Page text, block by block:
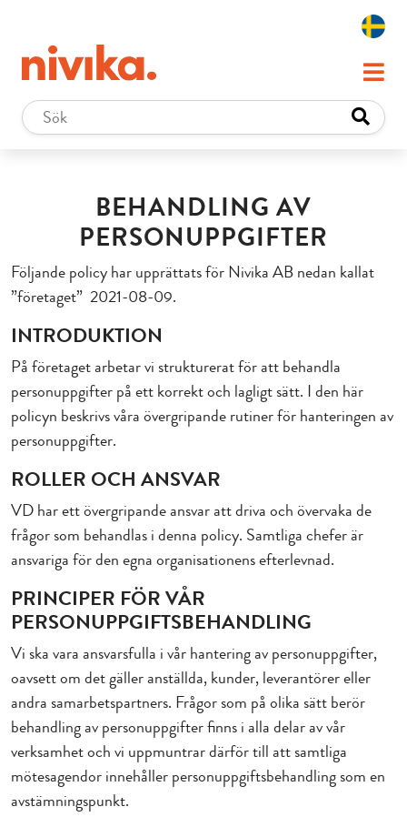
BEHANDLING AV
PERSONUPPGIFTER
Följande policy har upprättats för Nivika AB nedan kallat
”företaget” 2021-08-09.
INTRODUKTION
På företaget arbetar vi strukturerat för att behandla
personuppgifter på ett korrekt och lagligt sätt. I den här
policyn beskrivs våra övergripande rutiner för hanteringen av
personuppgifter.
ROLLER OCH ANSVAR
VD har ett övergripande ansvar att driva och övervaka de
frågor som behandlas i denna policy. Samtliga chefer är
ansvariga för den egna organisationens efterlevnad.
PRINCIPER FÖR VÅR
PERSONUPPGIFTSBEHANDLING
Vi ska vara ansvarsfulla i vår hantering av personuppgifter,
oavsett om det gäller anställda, kunder, leverantörer eller
andra samarbetspartners. Frågor som på olika sätt berör
behandling av personuppgifter finns i alla delar av vår
verksamhet och vi uppmuntrar därför till att samtliga
mötesagendor innehåller personuppgiftsbehandling som en
avstämningspunkt.